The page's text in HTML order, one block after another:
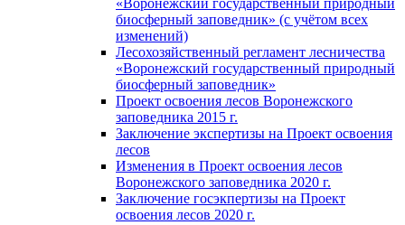
«Воронежский государственный природный
биосферный заповедник» (с учётом всех
изменений)
Лесохозяйственный регламент лесничества
«Воронежский государственный природный
биосферный заповедник»
Проект освоения лесов Воронежского
заповедника 2015 г.
Заключение экспертизы на Проект освоения
лесов
Изменения в Проект освоения лесов
Воронежского заповедника 2020 г.
Заключение госэкпертизы на Проект
освоения лесов 2020 г.